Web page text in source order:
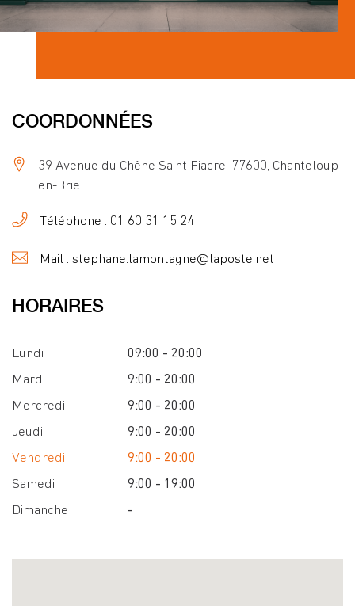
COORDONNÉES
39 Avenue du Chêne Saint Fiacre, 77600, Chanteloup-
en-Brie
Téléphone : 01 60 31 15 24
Mail : stephane.lamontagne@laposte.net
HORAIRES
Lundi
09:00 - 20:00
Mardi
9:00 - 20:00
Mercredi
9:00 - 20:00
Jeudi
9:00 - 20:00
Vendredi
9:00 - 20:00
Samedi
9:00 - 19:00
Dimanche
-